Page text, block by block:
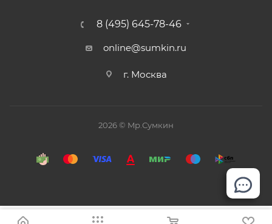
8 (495) 645-78-46
online@sumkin.ru
г. Москва
2026 © Mр.Сумкин